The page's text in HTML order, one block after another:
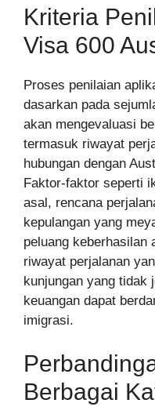
Kriteria
Visa 600
Proses penilaian
dasarkan pada
akan mengevaluasi
termasuk riwayat
hubungan dengan
Faktor-faktor seperti
asal, rencana
kepulangan yang
peluang keberhasilan
riwayat perjalanan
kunjungan yang tidak
keuangan dapat
imigrasi.
Berbagai